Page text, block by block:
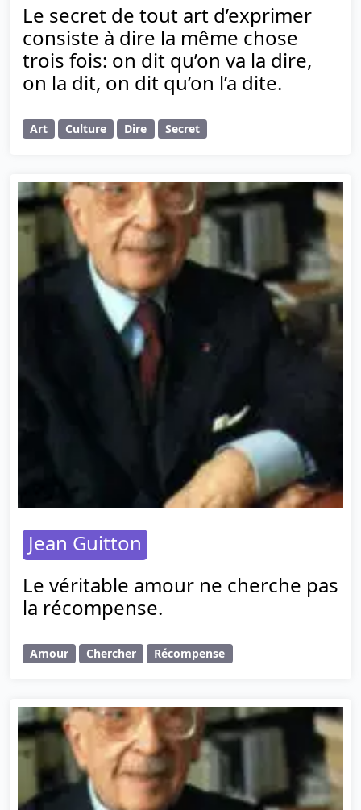
Le secret de tout art d’exprimer
consiste à dire la même chose
trois fois: on dit qu’on va la dire,
on la dit, on dit qu’on l’a dite.
Art Culture Dire Secret
Jean Guitton
Le véritable amour ne cherche pas
la récompense.
Amour Chercher Récompense